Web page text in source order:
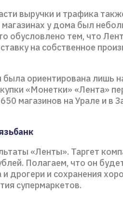
выручки и трафика
у дома был
обусловлено тем, что
на собственное
ориентирована лишь
«Монетки» «Лента»
магазинов на Урале и в
«Ленты». Таргет
Полагаем, что он
дрогери и сохранения
супермаркетов.